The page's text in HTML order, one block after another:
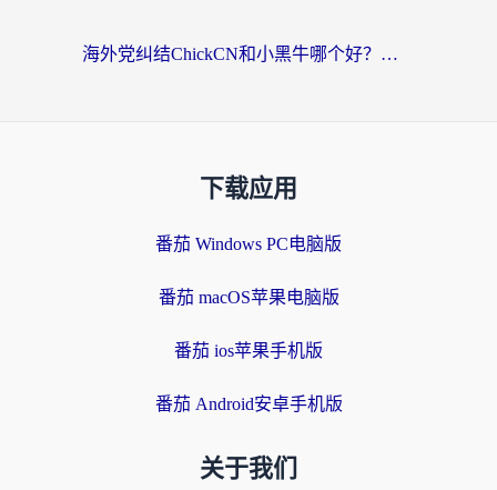
海外党纠结ChickCN和小黑牛哪个好？一篇帮你选对回国加速器的实用指南
下载应用
番茄 Windows PC电脑版
番茄 macOS苹果电脑版
番茄 ios苹果手机版
番茄 Android安卓手机版
关于我们